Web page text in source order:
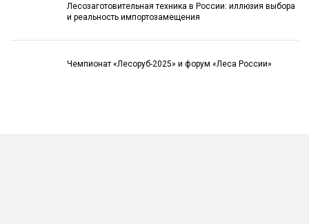
Лесозаготовительная техника в России: иллюзия выбора
и реальность импортозамещения
Чемпионат «Лесоруб-2025» и форум «Леса России»